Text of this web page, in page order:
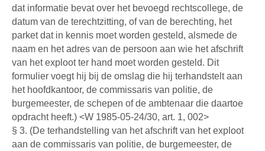
dat informatie bevat over het bevoegd rechtscollege, de
datum van de terechtzitting, of van de berechting, het
parket dat in kennis moet worden gesteld, alsmede de
naam en het adres van de persoon aan wie het afschrift
van het exploot ter hand moet worden gesteld. Dit
formulier voegt hij bij de omslag die hij terhandstelt aan
het hoofdkantoor, de commissaris van politie, de
burgemeester, de schepen of de ambtenaar die daartoe
opdracht heeft.) <W 1985-05-24/30, art. 1, 002>
§ 3. (De terhandstelling van het afschrift van het exploot
aan de commissaris van politie, de burgemeester, de